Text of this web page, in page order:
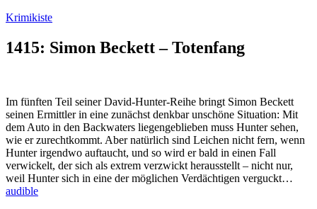
Zum
springen
Krimikiste
1415: Simon Beckett – Totenfang
Im fünften Teil seiner David-Hunter-Reihe bringt Simon Beckett
seinen Ermittler in eine zunächst denkbar unschöne Situation: Mit
dem Auto in den Backwaters liegengeblieben muss Hunter sehen,
wie er zurechtkommt. Aber natürlich sind Leichen nicht fern, wenn
Hunter irgendwo auftaucht, und so wird er bald in einen Fall
verwickelt, der sich als extrem verzwickt herausstellt – nicht nur,
weil Hunter sich in eine der möglichen Verdächtigen verguckt…
audible